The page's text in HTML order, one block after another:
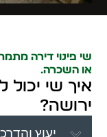
שי פינוי דירה
או השכרה.
איך שי יכול
ירושה?
יעוץ